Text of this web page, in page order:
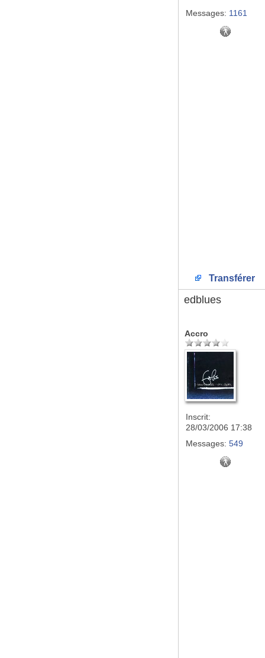
Messages: 1161
Transférer
edblues
Accro
Inscrit:
28/03/2006 17:38
Messages: 549